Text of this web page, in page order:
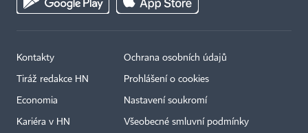
Kontakty
Tiráž redakce HN
Economia
Kariéra v HN
Ochrana osobních údajů
Prohlášení o cookies
Nastavení soukromí
Všeobecné smluvní podmínky